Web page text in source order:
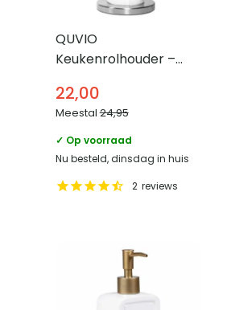
QUVIO
Keukenrolhouder –
22,00
Meestal24,95
✓ Op voorraad
Nu besteld, dinsdag in huis
2 reviews